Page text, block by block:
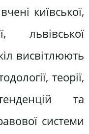
київської,
львівської
висвітлюють
теорії,
та
системи